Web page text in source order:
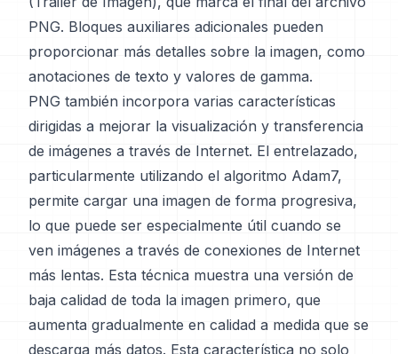
PNG. Bloques auxiliares adicionales pueden
proporcionar más detalles sobre la imagen, como
anotaciones de texto y valores de gamma.
PNG también incorpora varias características
dirigidas a mejorar la visualización y transferencia
de imágenes a través de Internet. El entrelazado,
particularmente utilizando el algoritmo Adam7,
permite cargar una imagen de forma progresiva,
lo que puede ser especialmente útil cuando se
ven imágenes a través de conexiones de Internet
más lentas. Esta técnica muestra una versión de
baja calidad de toda la imagen primero, que
aumenta gradualmente en calidad a medida que se
descarga más datos. Esta característica no solo